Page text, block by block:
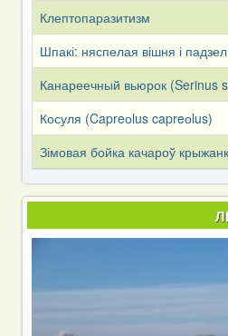
Клептопаразитизм
Шпакі: няспелая вішня і
Канареечный вьюрок (Serinus
Косуля (Capreоlus capreоlus)
Зімовая бойка качароў